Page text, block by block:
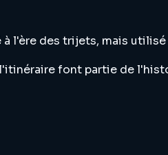
l'ère des trijets, mais
font partie de